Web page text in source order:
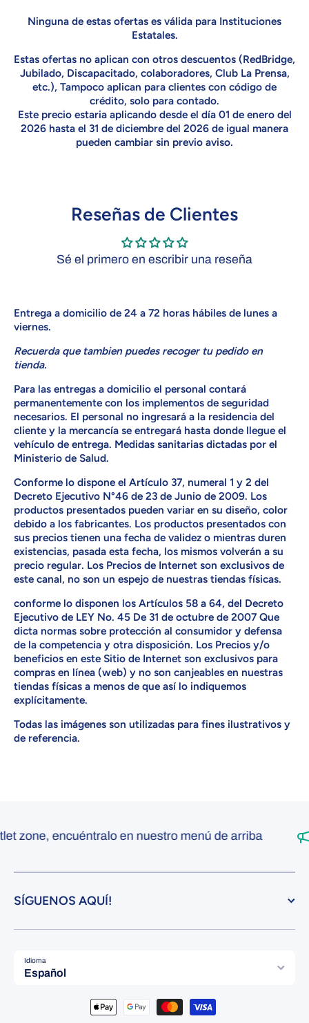
Ninguna de estas ofertas es válida para Instituciones
Estatales.
Estas ofertas no aplican con otros descuentos (RedBridge,
Jubilado, Discapacitado, colaboradores, Club La Prensa,
etc.), Tampoco aplican para clientes con código de
crédito, solo para contado.
Este precio estaria aplicando desde el día 01 de enero del
2026 hasta el 31 de diciembre del 2026 de igual manera
pueden cambiar sin previo aviso.
Reseñas de Clientes
Sé el primero en escribir una reseña
Entrega a domicilio de 24 a 72 horas hábiles de lunes a
viernes.
Recuerda que tambien puedes recoger tu pedido en
tienda.
Para las entregas a domicilio el personal contará
permanentemente con los implementos de seguridad
necesarios. El personal no ingresará a la residencia del
cliente y la mercancía se entregará hasta donde llegue el
vehículo de entrega. Medidas sanitarias dictadas por el
Ministerio de Salud.
Conforme lo dispone el Artículo 37, numeral 1 y 2 del
Decreto Ejecutivo N°46 de 23 de Junio de 2009. Los
productos presentados pueden variar en su diseño, color
debido a los fabricantes. Los productos presentados con
sus precios tienen una fecha de validez o mientras duren
existencias, pasada esta fecha, los mismos volverán a su
precio regular. Los Precios de Internet son exclusivos de
este canal, no son un espejo de nuestras tiendas físicas.
conforme lo disponen los Artículos 58 a 64, del Decreto
Ejecutivo de LEY No. 45 De 31 de octubre de 2007 Que
dicta normas sobre protección al consumidor y defensa
de la competencia y otra disposición. Los Precios y/o
beneficios en este Sitio de Internet son exclusivos para
compras en línea (web) y no son canjeables en nuestras
tiendas físicas a menos de que así lo indiquemos
explícitamente.
Todas las imágenes son utilizadas para fines ilustrativos y
de referencia.
encuéntralo en nuestro menú de arriba
SÍGUENOS AQUÍ!
Idioma
Español
Formas de pago